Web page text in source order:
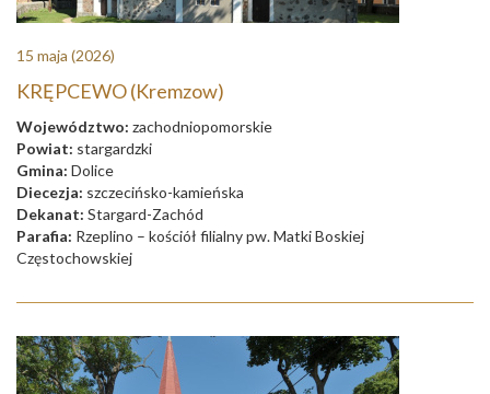
15 maja (2026)
KRĘPCEWO (Kremzow)
Województwo: zachodniopomorskie
Powiat: stargardzki
Gmina: Dolice
Diecezja: szczecińsko-kamieńska
Dekanat: Stargard-Zachód
Parafia: Rzeplino – kościół filialny pw. Matki Boskiej
Częstochowskiej